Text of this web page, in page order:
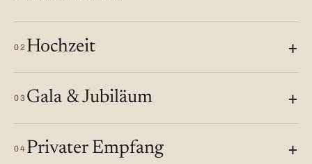
02 Hochzeit
03 Gala & Jubiläum
04 Privater Empfang